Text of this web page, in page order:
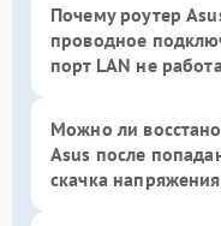
Почему роутер
проводное
порт LAN не
Можно ли
Asus после
скачка